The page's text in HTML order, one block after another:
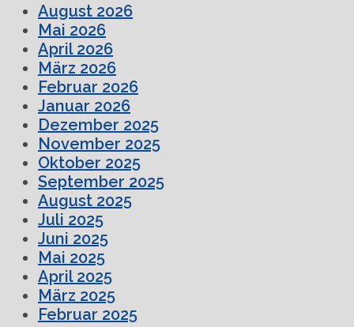
August 2026
Mai 2026
April 2026
März 2026
Februar 2026
Januar 2026
Dezember 2025
November 2025
Oktober 2025
September 2025
August 2025
Juli 2025
Juni 2025
Mai 2025
April 2025
März 2025
Februar 2025